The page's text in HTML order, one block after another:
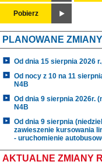
Pobierz
PLANOWANE
Od dnia 15 sierpnia 2026
Od nocy z 10 na 11
N4B
Od dnia 9 sierpnia 2026r.
N4B
Od dnia 9 sierpnia
zawieszenie kursowania
- uruchomienie
AKTUALNE ZMIANY